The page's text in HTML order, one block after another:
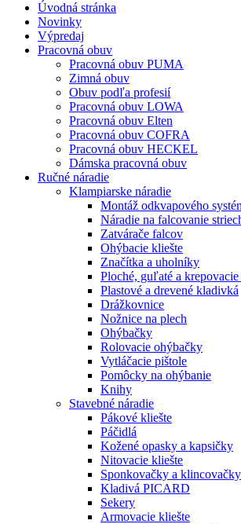
Úvodná stránka
Novinky
Výpredaj
Pracovná obuv
Pracovná obuv PUMA
Zimná obuv
Obuv podľa profesií
Pracovná obuv LOWA
Pracovná obuv Elten
Pracovná obuv COFRA
Pracovná obuv HECKEL
Dámska pracovná obuv
Ručné náradie
Klampiarske náradie
Montáž odkvapového
Náradie na falcovanie
Zatvárače falcov
Ohýbacie kliešte
Značítka a uholníky
Ploché, guľaté a
Plastové a drevené kladivká
Drážkovnice
Nožnice na plech
Ohýbačky
Rolovacie ohýbačky
Vytláčacie pištole
Pomôcky na ohýbanie
Knihy
Stavebné náradie
Pákové kliešte
Páčidlá
Kožené opasky a kapsičky
Nitovacie kliešte
Sponkovačky a klincovačky
Kladivá PICARD
Sekery
Armovacie kliešte